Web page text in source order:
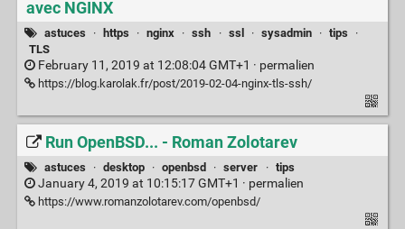
avec NGINX
astuces · https · nginx · ssh · ssl · sysadmin · tips
·
TLS
February 11, 2019 at 12:08:04 GMT+1 · permalien
https://blog.karolak.fr/post/2019-02-04-nginx-tls-ssh/
Run OpenBSD... - Roman Zolotarev
astuces · desktop · openbsd · server · tips
January 4, 2019 at 10:15:17 GMT+1 · permalien
https://www.romanzolotarev.com/openbsd/